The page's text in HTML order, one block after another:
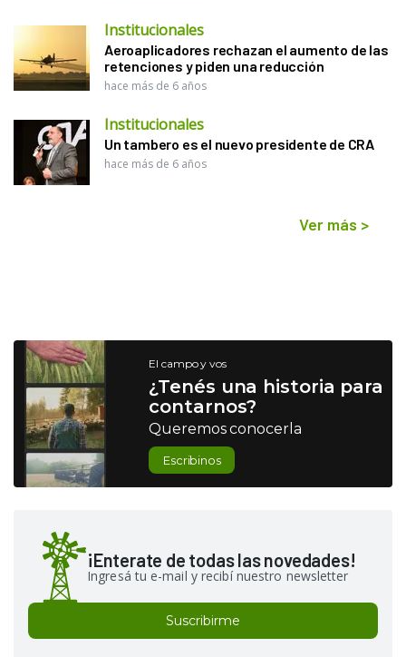
Institucionales
Aeroaplicadores rechazan el aumento de las
retenciones y piden una reducción
hace más de 6 años
Institucionales
Un tambero es el nuevo presidente de CRA
hace más de 6 años
Ver más >
El campo y vos
¿Tenés una historia para
contarnos?
Queremos conocerla
Escribinos
¡Enterate de todas las novedades!
Ingresá tu e-mail y recibí nuestro newsletter
Suscribirme